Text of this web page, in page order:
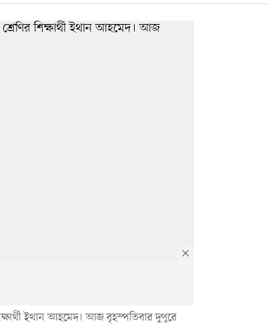
ইথান আহমেদ। আজ বৃহস্পতিবার দুপুরে